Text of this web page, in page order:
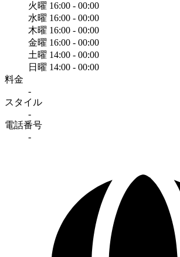
火曜 16:00 - 00:00
水曜 16:00 - 00:00
木曜 16:00 - 00:00
金曜 16:00 - 00:00
土曜 14:00 - 00:00
日曜 14:00 - 00:00
料金
-
スタイル
-
電話番号
-